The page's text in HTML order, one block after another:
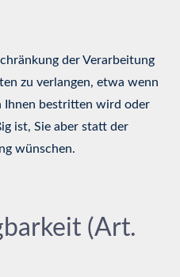
der Verarbeitung
zu verlangen, etwa wenn
Ihnen bestritten wird oder
ist, Sie aber statt der
wünschen.
(Art.